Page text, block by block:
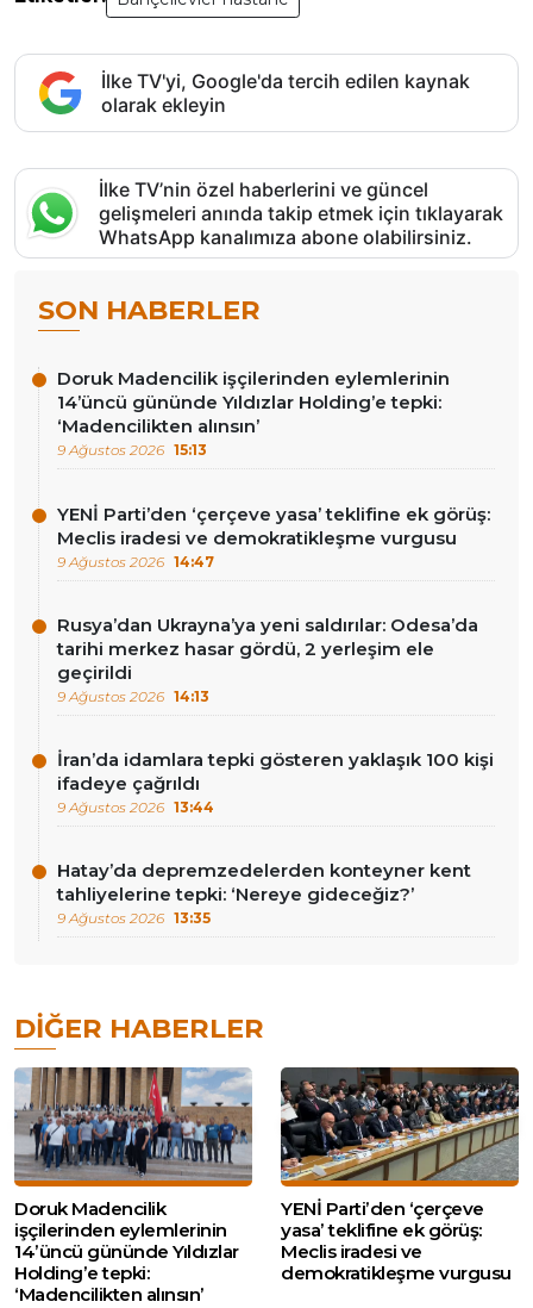
İlke TV'yi, Google'da tercih edilen kaynak
olarak ekleyin
İlke TV’nin özel haberlerini ve güncel
gelişmeleri anında takip etmek için tıklayarak
WhatsApp kanalımıza abone olabilirsiniz.
SON HABERLER
Doruk Madencilik işçilerinden eylemlerinin
14’üncü gününde Yıldızlar Holding’e tepki:
‘Madencilikten alınsın’
9 Ağustos 2026 15:13
YENİ Parti’den ‘çerçeve yasa’ teklifine ek görüş:
Meclis iradesi ve demokratikleşme vurgusu
9 Ağustos 2026 14:47
Rusya’dan Ukrayna’ya yeni saldırılar: Odesa’da
tarihi merkez hasar gördü, 2 yerleşim ele
geçirildi
9 Ağustos 2026 14:13
İran’da idamlara tepki gösteren yaklaşık 100 kişi
ifadeye çağrıldı
9 Ağustos 2026 13:44
Hatay’da depremzedelerden konteyner kent
tahliyelerine tepki: ‘Nereye gideceğiz?’
9 Ağustos 2026 13:35
DIĞER HABERLER
Doruk Madencilik
işçilerinden eylemlerinin
14’üncü gününde Yıldızlar
Holding’e tepki:
‘Madencilikten alınsın’
YENİ Parti’den ‘çerçeve
yasa’ teklifine ek görüş:
Meclis iradesi ve
demokratikleşme vurgusu